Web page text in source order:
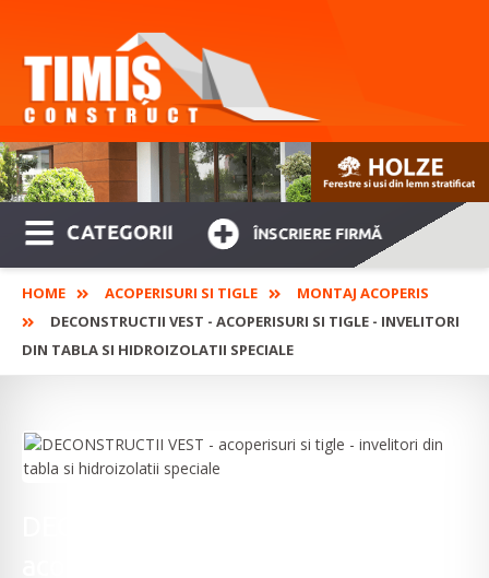
CATEGORII ÎNSCRIERE FIRMĂ
HOME ACOPERISURI SI TIGLE
MONTAJ ACOPERIS
DECONSTRUCTII VEST - ACOPERISURI SI TIGLE - INVELITORI
DIN TABLA SI HIDROIZOLATII SPECIALE